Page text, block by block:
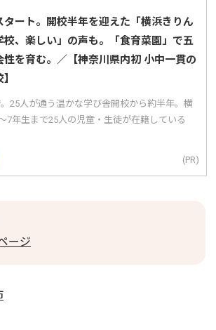
タート。開校半年を迎えた「横浜きりん
校、楽しい」の声も。「食育菜園」で五
性を育む。／【神奈川県内初 小中一貫の
25人が通う温かな学び舎開校から約半年。横
7年生まで25人の児童・生徒が在籍している
(PR)
ージ